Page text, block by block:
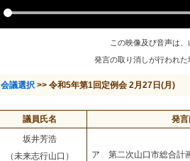
この映像及び音声は
発言の取り消しが行われ
会議選択 >> 令和5年第1回定例会 2月27日(月)
議員氏名 発言
坂井芳浩
（未来志行山口）
ア 第二次山口市総合計